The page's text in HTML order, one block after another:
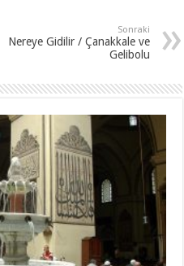
Sonraki
Nereye Gidilir / Çanakkale ve
Gelibolu